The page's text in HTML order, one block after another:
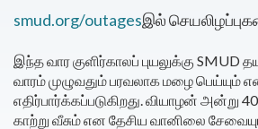
smud.org/outagesஇல்
இந்த வார குளிர்காலப் புயலுக்கு SMUD
வாரம் முழுவதும் பரவலாக மழை பெய்யும்
எதிர்பார்க்கப்படுகிறது. வியாழன் அன்று
காற்று வீசும் என தேசிய வானிலை